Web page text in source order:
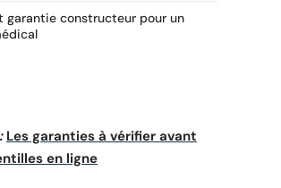
garantie constructeur pour un
Les garanties à vérifier avant
en ligne